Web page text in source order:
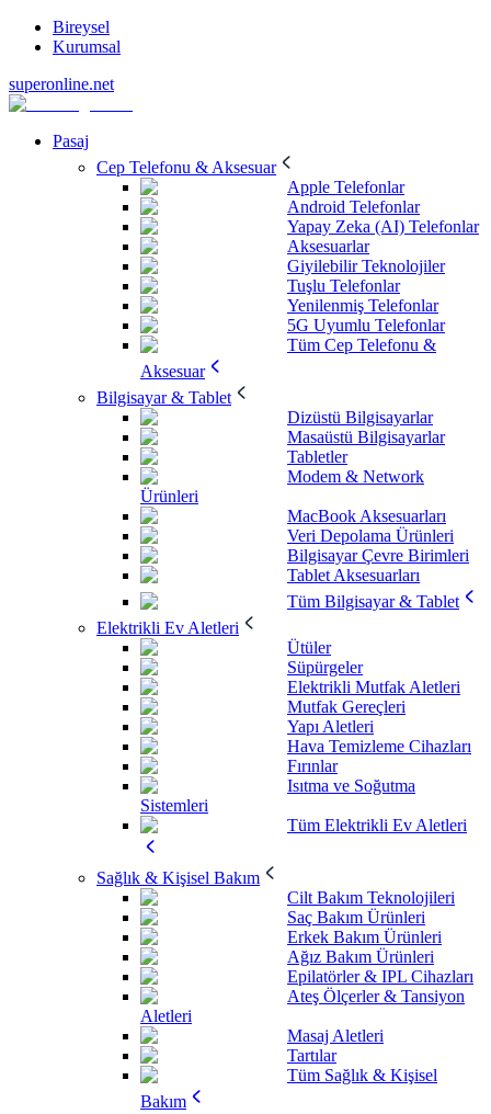
Bireysel
Kurumsal
superonline.net
Pasaj
Cep Telefonu & Aksesuar
Apple Telefonlar
Android Telefonlar
Yapay Zeka (AI) Telefonlar
Aksesuarlar
Giyilebilir Teknolojiler
Tuşlu Telefonlar
Yenilenmiş Telefonlar
5G Uyumlu Telefonlar
Tüm Cep Telefonu &
Aksesuar
Bilgisayar & Tablet
Dizüstü Bilgisayarlar
Masaüstü Bilgisayarlar
Tabletler
Modem & Network
Ürünleri
MacBook Aksesuarları
Veri Depolama Ürünleri
Bilgisayar Çevre Birimleri
Tablet Aksesuarları
Tüm Bilgisayar & Tablet
Elektrikli Ev Aletleri
Ütüler
Süpürgeler
Elektrikli Mutfak Aletleri
Mutfak Gereçleri
Yapı Aletleri
Hava Temizleme Cihazları
Fırınlar
Isıtma ve Soğutma
Sistemleri
Tüm Elektrikli Ev Aletleri
Sağlık & Kişisel Bakım
Cilt Bakım Teknolojileri
Saç Bakım Ürünleri
Erkek Bakım Ürünleri
Ağız Bakım Ürünleri
Epilatörler & IPL Cihazları
Ateş Ölçerler & Tansiyon
Aletleri
Masaj Aletleri
Tartılar
Tüm Sağlık & Kişisel
Bakım